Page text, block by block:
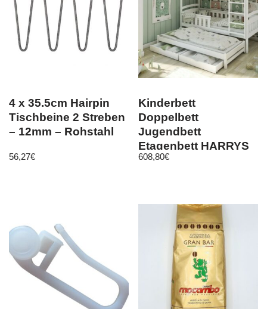
4 x 35.5cm Hairpin
Tischbeine 2 Streben
– 12mm – Rohstahl
56,27€
Kinderbett
Doppelbett
Jugendbett
Etagenbett HARRYS
NEU Lieferzeit ca 1-3
608,80€